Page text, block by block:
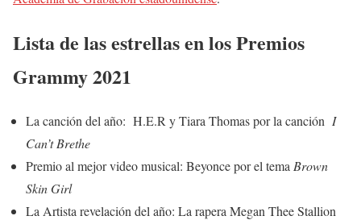
Lista de las estrellas en los Premios
Grammy 2021
La canción del año: H.E.R y Tiara Thomas por la canción I
Can’t Brethe
Premio al mejor video musical: Beyonce por el tema Brown
Skin Girl
La Artista revelación del año: La rapera Megan Thee Stallion